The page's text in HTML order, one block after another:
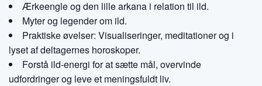
Ærkeengle og den lille arkana i relation til ild.
Myter og legender om ild.
Praktiske øvelser: Visualiseringer, meditationer og i
lyset af deltagernes horoskoper.
Forstå ild-energi for at sætte mål, overvinde
udfordringer og leve et meningsfuldt liv.